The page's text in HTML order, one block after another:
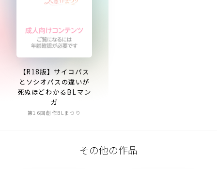
【R18版】サイコパス
とソシオパスの違いが
死ぬほどわかるBLマン
ガ
第16回創作BLまつり
その他の作品